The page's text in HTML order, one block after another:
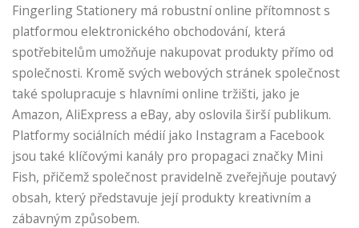
Fingerling Stationery má robustní online přítomnost s
platformou elektronického obchodování, která
spotřebitelům umožňuje nakupovat produkty přímo od
společnosti. Kromě svých webových stránek společnost
také spolupracuje s hlavními online tržišti, jako je
Amazon, AliExpress a eBay, aby oslovila širší publikum.
Platformy sociálních médií jako Instagram a Facebook
jsou také klíčovými kanály pro propagaci značky Mini
Fish, přičemž společnost pravidelně zveřejňuje poutavý
obsah, který představuje její produkty kreativním a
zábavným způsobem.